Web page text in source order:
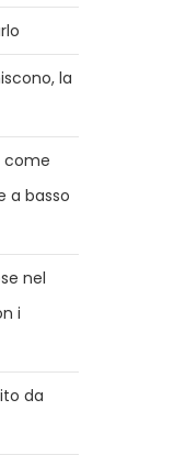
la
come
a basso
nel
i
da